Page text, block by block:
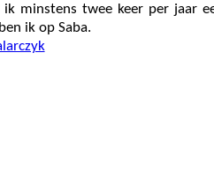
ik minstens twee keer per jaar
ik op Saba.